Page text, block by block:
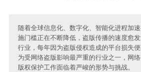
随着全球信息化、数字化、智能化进程加
施门槛正在不断降低，盗版传播的速度愈
行业，每年因为盗版侵权造成的平台损失
为受网络盗版影响最严重的行业之一，网
版权保护工作面临着严峻的形势与挑战。